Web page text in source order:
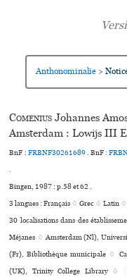
Anthonominalie >
Comenius Johannes
Amsterdam : Lowijs III
BnF : FRBNF30261689. BnF :
.
Bingen, 1987 : p.58 et 62 .
3 langues :Français ♢Grec ♢Latin ♢
30 localisations dans des
Méjanes ♢ Amsterdam (Nl),
(Fr), Bibliothèque muni­ci­pale ♢
(UK), Trinity College Library ♢